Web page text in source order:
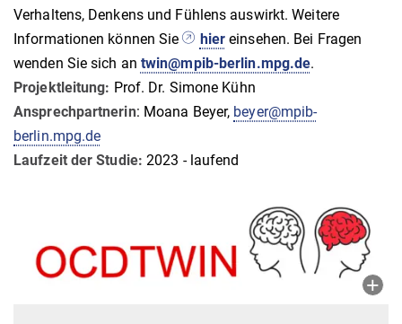
Verhaltens, Denkens und Fühlens auswirkt. Weitere
Informationen können Sie
hier einsehen. Bei Fragen
wenden Sie sich an twin@mpib-berlin.mpg.de.
Projektleitung: Prof. Dr. Simone Kühn
Ansprechpartnerin: Moana Beyer, beyer@mpib-
berlin.mpg.de
Laufzeit der Studie: 2023 - laufend